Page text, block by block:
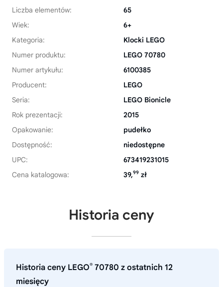
Liczba elementów:
65
Wiek:
6+
Kategoria:
Klocki LEGO
Numer produktu:
LEGO 70780
Numer artykułu:
6100385
Producent:
LEGO
Seria:
LEGO Bionicle
Rok prezentacji:
2015
Opakowanie:
pudełko
Dostępność:
niedostępne
UPC:
673419231015
Cena katalogowa:
39,99 zł
Historia ceny
Historia ceny LEGO® 70780 z ostatnich 12
miesięcy